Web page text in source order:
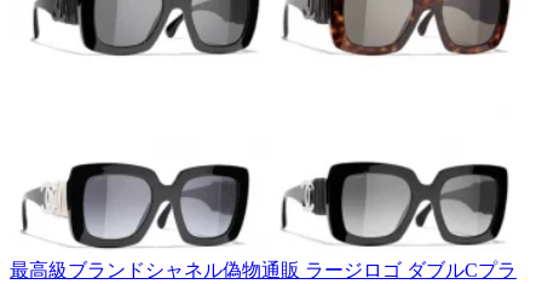
最高級ブランドシャネル偽物通販 ラージロゴ ダブルCプラ